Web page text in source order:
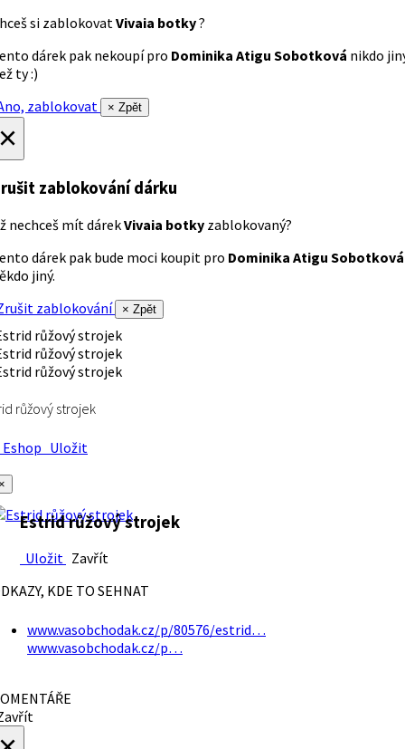
si zablokovatVivaia botky?
dárek pak nekoupí pro Dominika Atigu Sobotková nikdo
ty :)
zablokovat
× Zpět
zablokování dárku
nechceš mít dárekVivaia botky zablokovaný?
dárek pak bude moci koupit pro Dominika Atigu Sobotková
jiný.
zablokování
× Zpět
růžový strojek
Uložit
Estrid růžový strojek
Uložit Zavřít
KDE TO SEHNAT
www.vasobchodak.cz/p/80576/estrid…
www.vasobchodak.cz/p…